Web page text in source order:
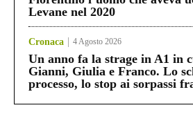
Levane nel 2020
Cronaca 4 Agosto 2026
Un anno fa la strage in A1 in
Gianni, Giulia e Franco. Lo
processo, lo stop ai sorpassi